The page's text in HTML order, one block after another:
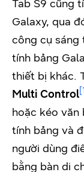
Tab S9 cũng
Galaxy, qua
công cụ sáng
tính bảng
thiết bị khác.
Multi Control
hoặc kéo văn
tính bảng và
người dùng
bằng bàn di